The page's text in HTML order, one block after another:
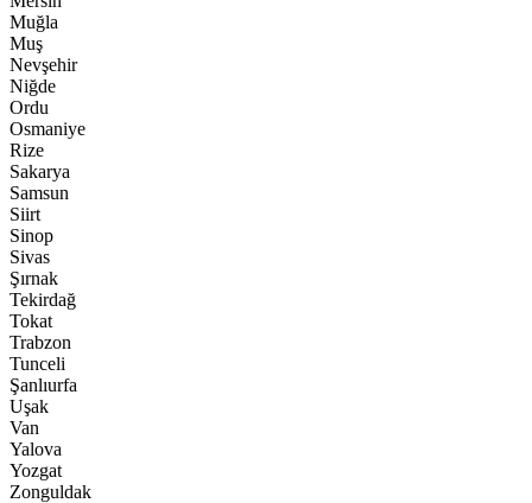
Muğla
Muş
Nevşehir
Niğde
Ordu
Osmaniye
Rize
Sakarya
Samsun
Siirt
Sinop
Sivas
Şırnak
Tekirdağ
Tokat
Trabzon
Tunceli
Şanlıurfa
Uşak
Van
Yalova
Yozgat
Zonguldak